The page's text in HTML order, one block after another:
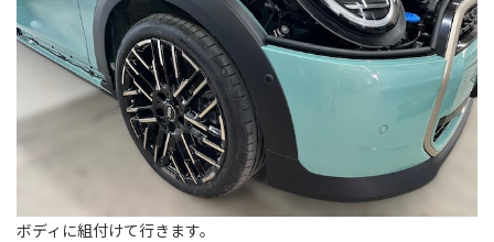
ボディに組付けて行きます。